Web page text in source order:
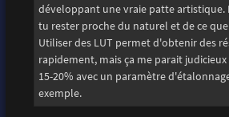
développant une vraie patte artistique.
tu rester proche du naturel et de ce
Utiliser des LUT permet d'obtenir des
rapidement, mais ça me parait
15-20% avec un paramètre
exemple.